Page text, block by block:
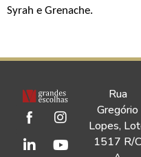
Syrah e Grenache.
Rua
Gregório
Lopes,
1517 R/C